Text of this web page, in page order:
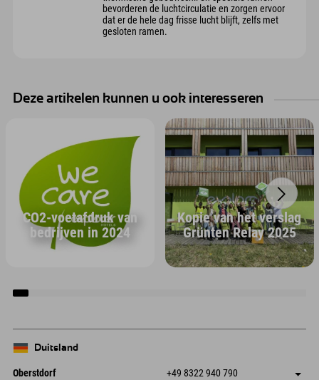
bevorderen de luchtcirculatie en zorgen ervoor
dat er de hele dag frisse lucht blijft, zelfs met
gesloten ramen.
Deze artikelen kunnen u ook interesseren
CO2-voetafdruk van
bedrijven in 2024
Kopie van het verslag
Grünten Relay 2025
Duitsland
Oberstdorf +49 8322 940 790